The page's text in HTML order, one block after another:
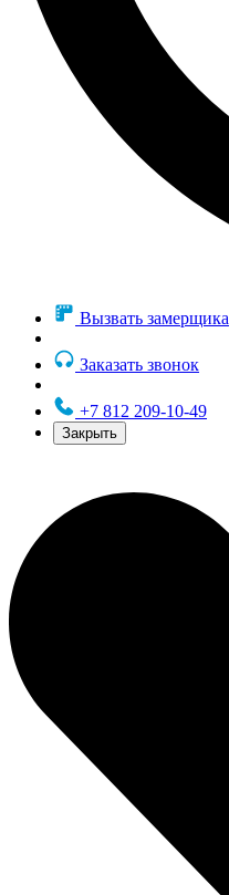
Вызвать замерщика
Заказать звонок
+7 812 209-10-49
Закрыть